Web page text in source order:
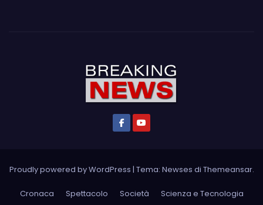
Proudly powered by WordPress | Tema: Newses di Themeansar.
Cronaca Spettacolo Società Scienza e Tecnologia